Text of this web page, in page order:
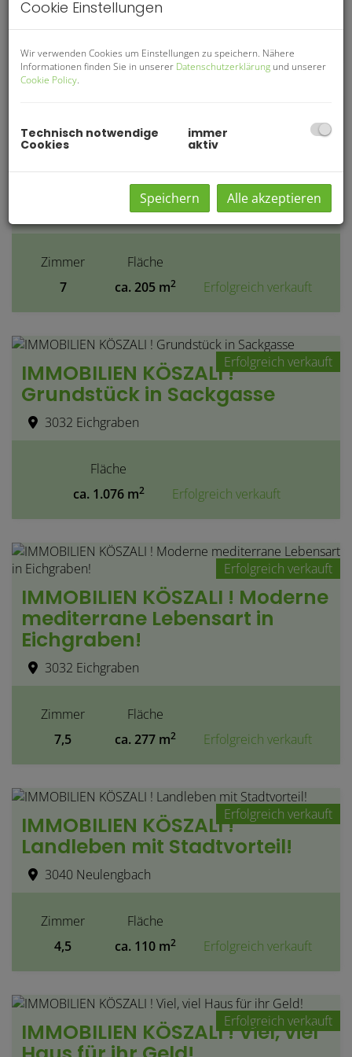
Zimmer
Fläche
IMMOBILIEN KÖSZALI !
ABSOLUTE RUHE GESUCHT?
ALTBAUERNHAUS!
Zimmer
7
Fläche
ca. 205 m2 Erfolgreich verkauft
Erfolgreich verkauft
IMMOBILIEN KÖSZALI !
Grundstück in Sackgasse
3032 Eichgraben
Fläche
ca. 1.076 m2 Erfolgreich verkauft
Erfolgreich verkauft
IMMOBILIEN KÖSZALI ! Moderne
mediterrane Lebensart in
Eichgraben!
3032 Eichgraben
Zimmer
7,5
Fläche
ca. 277 m2 Erfolgreich verkauft
Erfolgreich verkauft
IMMOBILIEN KÖSZALI !
Landleben mit Stadtvorteil!
3040 Neulengbach
Zimmer
4,5
Fläche
ca. 110 m2 Erfolgreich verkauft
Erfolgreich verkauft
IMMOBILIEN KÖSZALI ! Viel, viel
Cookie Einstellungen
Wir verwenden Cookies um Einstellungen zu speichern. Nähere
Informationen finden Sie in unserer Datenschutzerklärung und unserer
Cookie Policy.
Technisch notwendige
Cookies
immer
aktiv
Speichern Alle akzeptieren